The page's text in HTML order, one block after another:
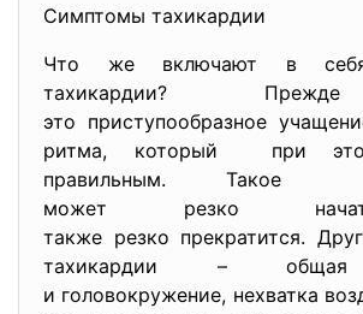
Симптомы тахикардии
Что же включают в
тахикардии?
это приступообразное
ритма, который при
правильным. Такое
может резко
также резко прекратится.
тахикардии – общая
и головокружение, нехватка